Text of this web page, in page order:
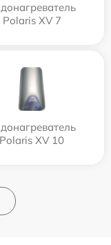
Polaris XV 7
Polaris XV 10